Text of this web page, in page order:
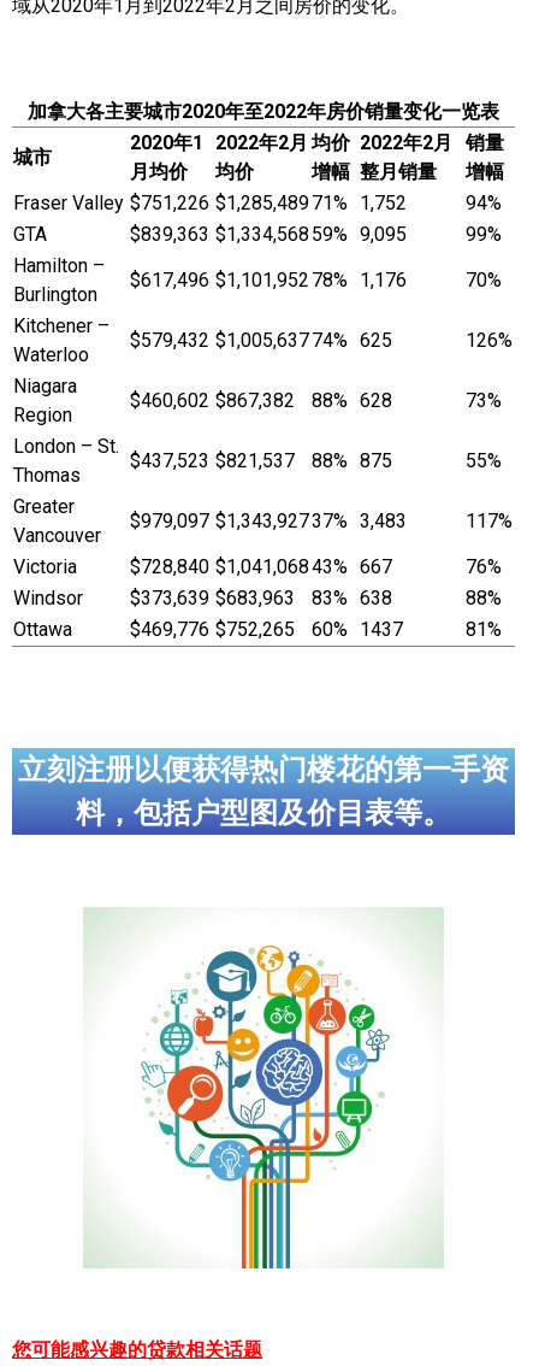
域从2020年1月到2022年2月之间房价的变化。
加拿大各主要城市2020年至2022年房价销量变化一览表
城市
2020年1
月均价
2022年2月
均价
均价
增幅
2022年2月
整月销量
销量
增幅
Fraser Valley $751,226 $1,285,48971% 1,752
94%
GTA
$839,363 $1,334,568 59% 9,095
99%
Hamilton –
Burlington
$617,496 $1,101,952 78% 1,176
70%
Kitchener –
Waterloo
$579,432 $1,005,63774% 625
126%
Niagara
Region
$460,602 $867,382 88% 628
73%
London – St.
Thomas
$437,523 $821,537 88% 875
55%
Greater
Vancouver
$979,097 $1,343,92737% 3,483
117%
Victoria
$728,840 $1,041,06843% 667
76%
Windsor
$373,639 $683,963 83% 638
88%
Ottawa
$469,776 $752,265 60% 1437 81%
立刻注册以便获得热门楼花的第一手资
料，包括户型图及价目表等。
您可能感兴趣的贷款相关话题